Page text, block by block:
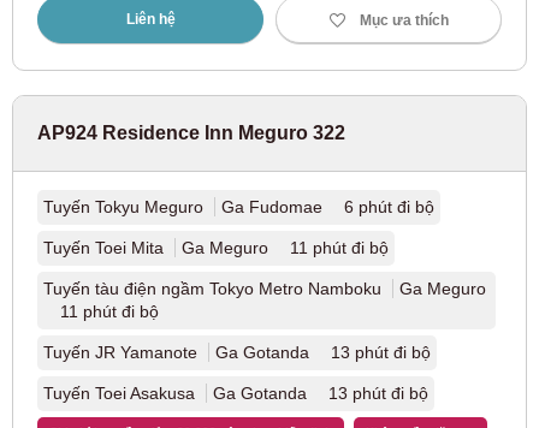
Liên hệ Mục ưa thích
AP924 Residence Inn Meguro 322
Tuyến Tokyu Meguro Ga Fudomae 6 phút đi bộ
Tuyến Toei Mita Ga Meguro 11 phút đi bộ
Tuyến tàu điện ngầm Tokyo Metro Namboku
Ga Meguro
11 phút đi bộ
Tuyến JR Yamanote Ga Gotanda 13 phút đi bộ
Tuyến Toei Asakusa Ga Gotanda 13 phút đi bộ
Tuyến chính JR Tokaido (37)
JR Tây Nhật Bản
Tuyến JR Kyoto (14)
Đường sắt điện Keihan